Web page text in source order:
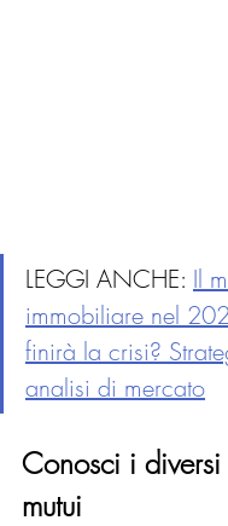
LEGGI ANCHE: Il
immobiliare nel
finirà la crisi?
analisi di mercato
Conosci i
mutui